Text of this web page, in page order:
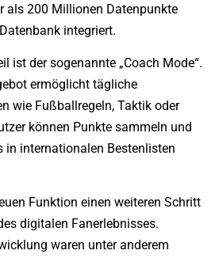
als 200 Millionen Datenpunkte
integriert.
ist der sogenannte „Coach Mode“.
ermöglicht tägliche
wie Fußballregeln, Taktik oder
können Punkte sammeln und
in internationalen Bestenlisten
Funktion einen weiteren Schritt
digitalen Fanerlebnisses.
waren unter anderem